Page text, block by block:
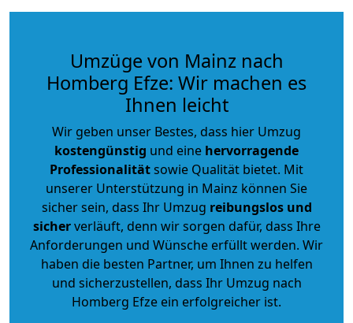
Umzüge von Mainz nach
Homberg Efze: Wir machen es
Ihnen leicht
Wir geben unser Bestes, dass hier Umzug
kostengünstig und eine hervorragende
Professionalitätsowie Qualität bietet. Mit
unserer Unterstützung in Mainz können Sie
sicher sein, dass Ihr Umzug reibungslos und
sicherverläuft, denn wir sorgen dafür, dass Ihre
Anforderungen und Wünsche erfüllt werden. Wir
haben die besten Partner, um Ihnen zu helfen
und sicherzustellen, dass Ihr Umzug nach
Homberg Efze ein erfolgreicher ist.